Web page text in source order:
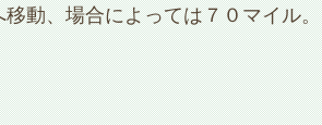
動、場合によっては７０マイル。